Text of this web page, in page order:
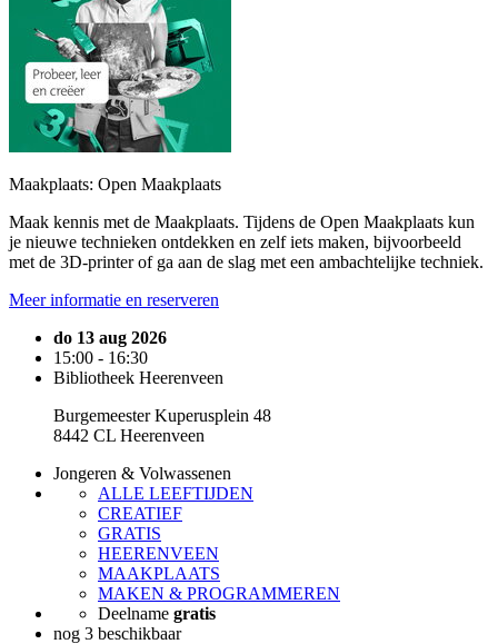
Maakplaats: Open Maakplaats
Maak kennis met de Maakplaats. Tijdens de Open Maakplaats kun
je nieuwe technieken ontdekken en zelf iets maken, bijvoorbeeld
met de 3D-printer of ga aan de slag met een ambachtelijke techniek.
Meer informatie en reserveren
do 13 aug 2026
15:00 - 16:30
Bibliotheek Heerenveen
Burgemeester Kuperusplein 48
8442 CL Heerenveen
Jongeren & Volwassenen
ALLE LEEFTIJDEN
CREATIEF
GRATIS
HEERENVEEN
MAAKPLAATS
MAKEN & PROGRAMMEREN
Deelname gratis
nog 3 beschikbaar